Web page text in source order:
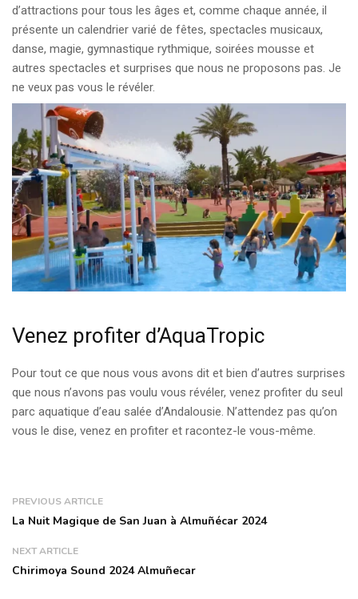
d’attractions pour tous les âges et, comme chaque année, il
présente un calendrier varié de fêtes, spectacles musicaux,
danse, magie, gymnastique rythmique, soirées mousse et
autres spectacles et surprises que nous ne proposons pas. Je
ne veux pas vous le révéler.
Venez profiter d’AquaTropic
Pour tout ce que nous vous avons dit et bien d’autres surprises
que nous n’avons pas voulu vous révéler, venez profiter du seul
parc aquatique d’eau salée d’Andalousie. N’attendez pas qu’on
vous le dise, venez en profiter et racontez-le vous-même.
PREVIOUS ARTICLE
La Nuit Magique de San Juan à Almuñécar 2024
NEXT ARTICLE
Chirimoya Sound 2024 Almuñecar